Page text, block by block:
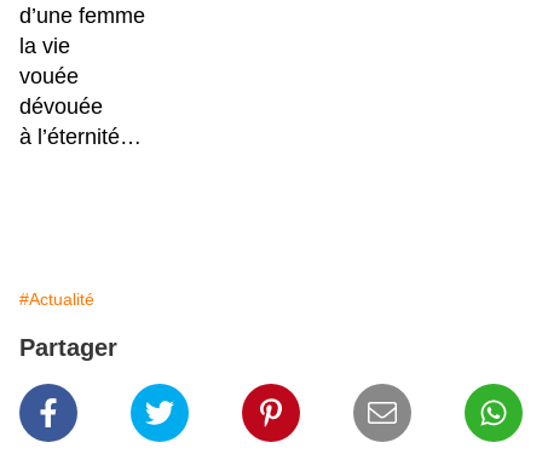
d’une femme
la vie
vouée
dévouée
à l’éternité…
#Actualité
Partager